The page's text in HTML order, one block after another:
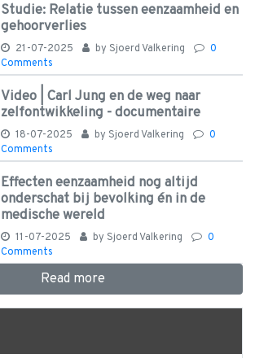
Studie: Relatie tussen eenzaamheid en
gehoorverlies
21-07-2025 by Sjoerd Valkering
0
Comments
Video | Carl Jung en de weg naar
zelfontwikkeling - documentaire
18-07-2025 by Sjoerd Valkering
0
Comments
Effecten eenzaamheid nog altijd
onderschat bij bevolking én in de
medische wereld
11-07-2025 by Sjoerd Valkering
0
Comments
Read more